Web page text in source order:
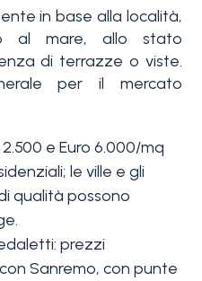
in base alla località,
al mare, allo stato
di terrazze o viste.
per il mercato
e Euro 6.000/mq
le ville e gli
qualità possono
prezzi
Sanremo, con punte